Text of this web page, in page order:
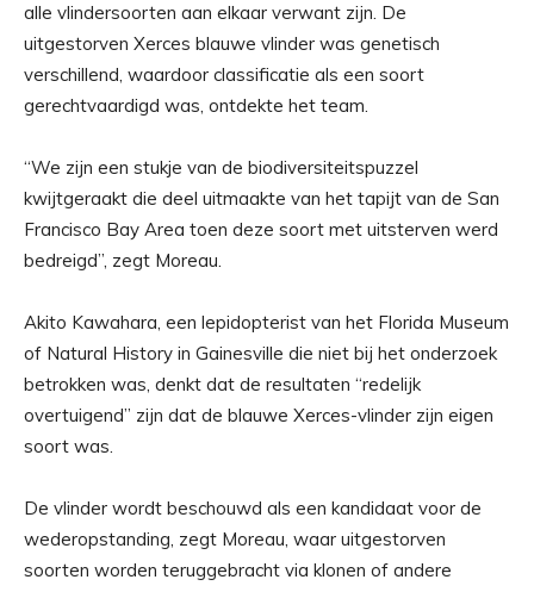
alle vlindersoorten aan elkaar verwant zijn. De
uitgestorven Xerces blauwe vlinder was genetisch
verschillend, waardoor classificatie als een soort
gerechtvaardigd was, ontdekte het team.
“We zijn een stukje van de biodiversiteitspuzzel
kwijtgeraakt die deel uitmaakte van het tapijt van de San
Francisco Bay Area toen deze soort met uitsterven werd
bedreigd”, zegt Moreau.
Akito Kawahara, een lepidopterist van het Florida Museum
of Natural History in Gainesville die niet bij het onderzoek
betrokken was, denkt dat de resultaten “redelijk
overtuigend” zijn dat de blauwe Xerces-vlinder zijn eigen
soort was.
De vlinder wordt beschouwd als een kandidaat voor de
wederopstanding, zegt Moreau, waar uitgestorven
soorten worden teruggebracht via klonen of andere